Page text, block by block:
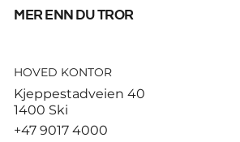
God start for de
Hamburg
mer enn du tror
HOVED KONTOR
Kjeppestadveien 40
1400 Ski
+47 9017 4000